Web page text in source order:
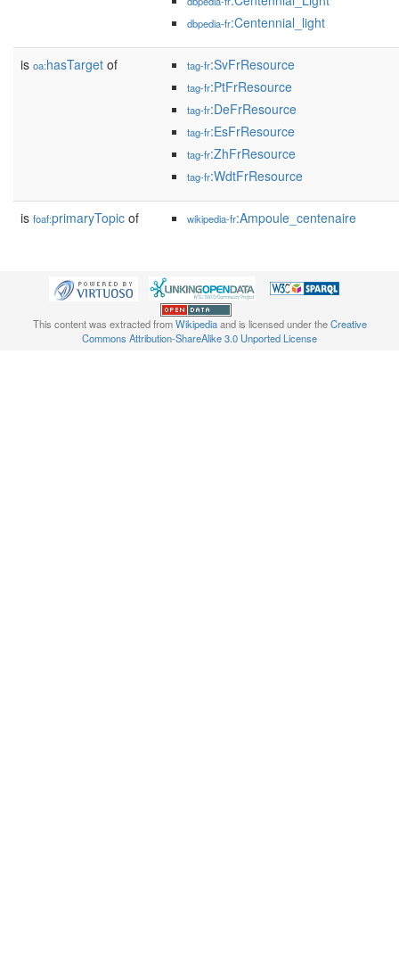
dbpedia-fr:Centennial_light
is oa:hasTarget of tag-fr:SvFrResource
tag-fr:PtFrResource
tag-fr:DeFrResource
tag-fr:EsFrResource
tag-fr:ZhFrResource
tag-fr:WdtFrResource
is foaf:primaryTopic of wikipedia-fr:Ampoule_centenaire
This content was extracted fromWikipediaand is licensed under theCreative
Commons Attribution-ShareAlike 3.0 Unported License